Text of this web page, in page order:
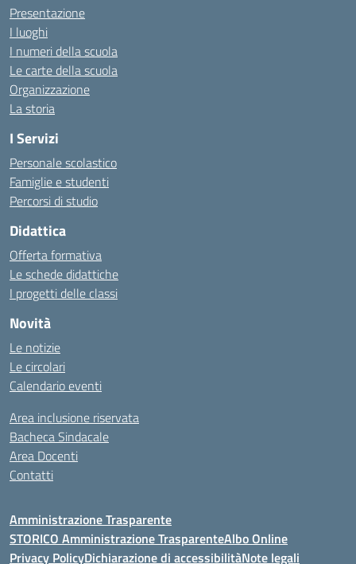
Presentazione
I luoghi
I numeri della scuola
Le carte della scuola
Organizzazione
La storia
I Servizi
Personale scolastico
Famiglie e studenti
Percorsi di studio
Didattica
Offerta formativa
Le schede didattiche
I progetti delle classi
Novità
Le notizie
Le circolari
Calendario eventi
Area inclusione riservata
Bacheca Sindacale
Area Docenti
Contatti
Amministrazione Trasparente
STORICO Amministrazione TrasparenteAlbo Online
Privacy PolicyDichiarazione di accessibilitàNote legali